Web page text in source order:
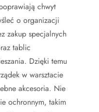
chwyt
o organizacji
zakup specjalnych
tablic
Dzięki temu
w warsztacie
akcesoria. Nie
ochronnym, takim